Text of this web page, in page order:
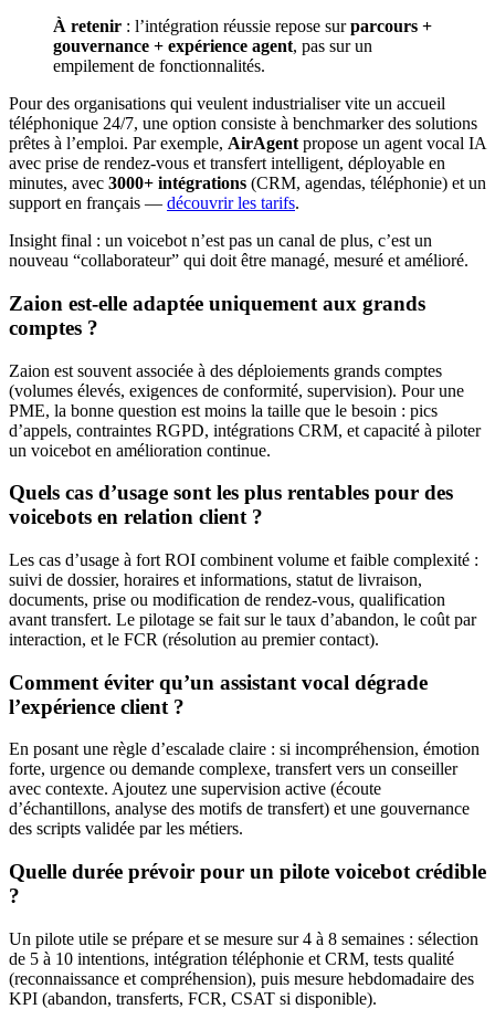
À retenir : l’intégration réussie repose surparcours +
gouvernance + expérience agent, pas sur un
empilement de fonctionnalités.
Pour des organisations qui veulent industrialiser vite un accueil
téléphonique 24/7, une option consiste à benchmarker des solutions
prêtes à l’emploi. Par exemple, AirAgent propose un agent vocal IA
avec prise de rendez-vous et transfert intelligent, déployable en
minutes, avec 3000+ intégrations (CRM, agendas, téléphonie) et un
support en français — découvrir les tarifs.
Insight final : un voicebot n’est pas un canal de plus, c’est un
nouveau “collaborateur” qui doit être managé, mesuré et amélioré.
Zaion est-elle adaptée uniquement aux grands
comptes ?
Zaion est souvent associée à des déploiements grands comptes
(volumes élevés, exigences de conformité, supervision). Pour une
PME, la bonne question est moins la taille que le besoin : pics
d’appels, contraintes RGPD, intégrations CRM, et capacité à piloter
un voicebot en amélioration continue.
Quels cas d’usage sont les plus rentables pour des
voicebots en relation client ?
Les cas d’usage à fort ROI combinent volume et faible complexité :
suivi de dossier, horaires et informations, statut de livraison,
documents, prise ou modification de rendez-vous, qualification
avant transfert. Le pilotage se fait sur le taux d’abandon, le coût par
interaction, et le FCR (résolution au premier contact).
Comment éviter qu’un assistant vocal dégrade
l’expérience client ?
En posant une règle d’escalade claire : si incompréhension, émotion
forte, urgence ou demande complexe, transfert vers un conseiller
avec contexte. Ajoutez une supervision active (écoute
d’échantillons, analyse des motifs de transfert) et une gouvernance
des scripts validée par les métiers.
Quelle durée prévoir pour un pilote voicebot crédible
?
Un pilote utile se prépare et se mesure sur 4 à 8 semaines : sélection
de 5 à 10 intentions, intégration téléphonie et CRM, tests qualité
(reconnaissance et compréhension), puis mesure hebdomadaire des
KPI (abandon, transferts, FCR, CSAT si disponible).